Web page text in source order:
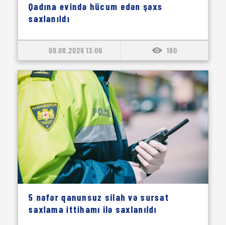
Qadına evində hücum edən şəxs
saxlanıldı
09.08.2026 13:06 180
5 nəfər qanunsuz silah və sursat
saxlama ittihamı ilə saxlanıldı